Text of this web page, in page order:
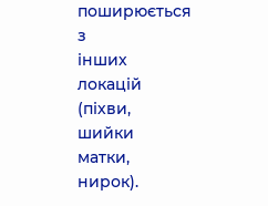
поширюється
з
інших
локацій
(піхви,
шийки
матки,
нирок).